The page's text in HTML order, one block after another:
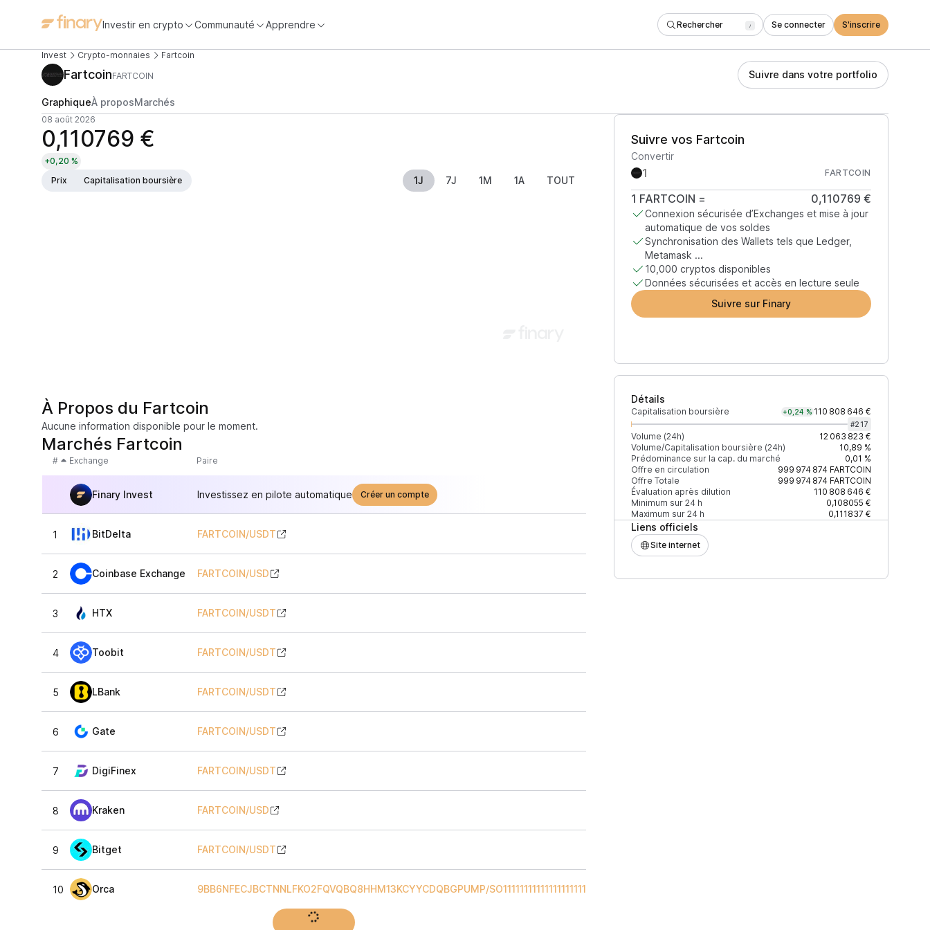
Investir en crypto Communauté Apprendre Rechercher / Se connecter S'inscrire
Invest Crypto-monnaies Fartcoin
FartcoinFARTCOIN Suivre dans votre portfolio
GraphiqueÀ proposMarchés
08 août 2026
0,110769 €
+0,20 %
Prix
Capitalisation boursière 1J 7J 1M 1A TOUT
Suivre vos Fartcoin
Convertir
FARTCOIN
1 FARTCOIN = 0,110769 €
Connexion sécurisée d’Exchanges et mise à jour
automatique de vos soldes
Synchronisation des Wallets tels que Ledger,
Metamask ...
10,000 cryptos disponibles
Données sécurisées et accès en lecture seule
Suivre sur Finary
Détails
Capitalisation boursière +0,24 % 110 808 646 €
#217
Volume (24h)
12 063 823 €
Volume/Capitalisation boursière (24h)
10,89 %
Prédominance sur la cap. du marché
0,01 %
Offre en circulation
999 974 874FARTCOIN
Offre Totale
999 974 874FARTCOIN
Évaluation après dilution
110 808 646 €
Minimum sur 24 h
0,108055 €
Maximum sur 24 h
0,111837 €
Liens officiels
Site internet
À Propos du Fartcoin
Aucune information disponible pour le moment.
Marchés Fartcoin
# Exchange Paire Prix +2% depth
Finary Invest Investissez en pilote automatique Créer un compte
1 BitDelta FARTCOIN/USDT
2 Coinbase Exchange FARTCOIN/USD
3 HTX FARTCOIN/USDT
4 Toobit FARTCOIN/USDT
5 LBank FARTCOIN/USDT
6 Gate FARTCOIN/USDT
7 DigiFinex FARTCOIN/USDT
8 Kraken FARTCOIN/USD
9 Bitget FARTCOIN/USDT
10 Orca 9BB6NFECJBCTNNLFKO2FQVQBQ8HHM13KCYYCDQBGPUMP/SO11111111111111111111111111111111111111112
Afficher plus